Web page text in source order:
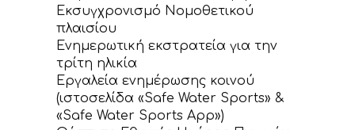
Εκσυγχρονισμό Νομοθετικού
πλαισίου
Ενημερωτική εκστρατεία για την
τρίτη ηλικία
Εργαλεία ενημέρωσης κοινού
(ιστοσελίδα «Safe Water Sports» &
«Safe Water Sports App»)